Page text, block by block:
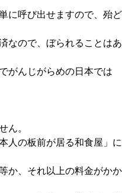
に呼び出せますので、殆ど
なので、ぼられることはあ
がんじがらめの日本では
ん。
人の板前が居る和食屋」に
か、それ以上の料金がかか